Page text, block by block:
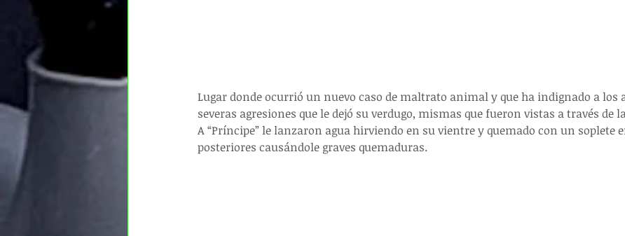
Lugar donde ocurrió un nuevo caso de maltrato animal y que ha indignado a los
severas agresiones que le dejó su verdugo, mismas que fueron vistas a través de
A “Príncipe” le lanzaron agua hirviendo en su vientre y quemado con un soplete
posteriores causándole graves quemaduras.